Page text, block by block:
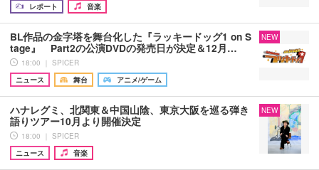
レポート
音楽
BL作品の金字塔を舞台化した『ラッキードッグ1 on S
tage』 Part2の公演DVDの発売日が決定＆12月…
18:00 ｜ SPICER
ニュース
舞台 アニメ/ゲーム
NEW
ハナレグミ、北関東＆中国山陰、東京大阪を巡る弾き
語りツアー10月より開催決定
18:00 ｜ SPICER
ニュース
音楽
NEW